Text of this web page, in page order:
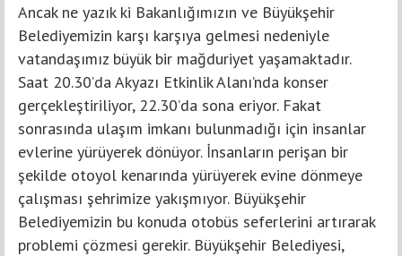
Ancak ne yazık ki Bakanlığımızın ve Büyükşehir
Belediyemizin karşı karşıya gelmesi nedeniyle
vatandaşımız büyük bir mağduriyet yaşamaktadır.
Saat 20.30’da Akyazı Etkinlik Alanı’nda konser
gerçekleştiriliyor, 22.30’da sona eriyor. Fakat
sonrasında ulaşım imkanı bulunmadığı için insanlar
evlerine yürüyerek dönüyor. İnsanların perişan bir
şekilde otoyol kenarında yürüyerek evine dönmeye
çalışması şehrimize yakışmıyor. Büyükşehir
Belediyemizin bu konuda otobüs seferlerini artırarak
problemi çözmesi gerekir. Büyükşehir Belediyesi,